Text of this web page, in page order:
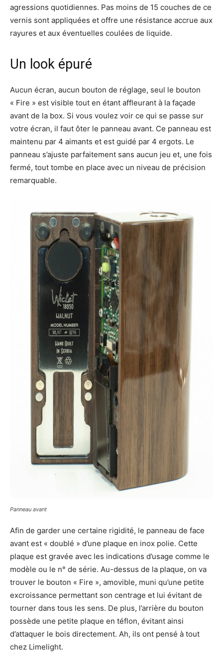
agressions quotidiennes. Pas moins de 15 couches de ce
vernis sont appliquées et offre une résistance accrue aux
rayures et aux éventuelles coulées de liquide.
Un look épuré
Aucun écran, aucun bouton de réglage, seul le bouton
« Fire » est visible tout en étant affleurant à la façade
avant de la box. Si vous voulez voir ce qui se passe sur
votre écran, il faut ôter le panneau avant. Ce panneau est
maintenu par 4 aimants et est guidé par 4 ergots. Le
panneau s’ajuste parfaitement sans aucun jeu et, une fois
fermé, tout tombe en place avec un niveau de précision
remarquable.
Panneau avant
Afin de garder une certaine rigidité, le panneau de face
avant est « doublé » d’une plaque en inox polie. Cette
plaque est gravée avec les indications d’usage comme le
modèle ou le n° de série. Au-dessus de la plaque, on va
trouver le bouton « Fire », amovible, muni qu’une petite
excroissance permettant son centrage et lui évitant de
tourner dans tous les sens. De plus, l’arrière du bouton
possède une petite plaque en téflon, évitant ainsi
d’attaquer le bois directement. Ah, ils ont pensé à tout
chez Limelight.